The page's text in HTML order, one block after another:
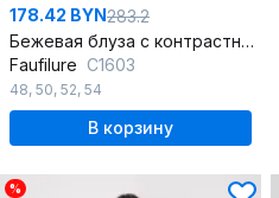
178.42 BYN283.2
Бежевая блуза с контрастными вставками для офиса
Faufilure C1603
48, 50, 52, 54
В корзину
%